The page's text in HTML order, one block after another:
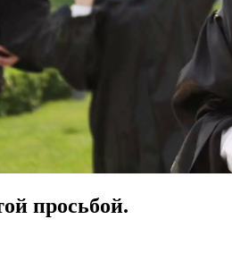
просьбой.